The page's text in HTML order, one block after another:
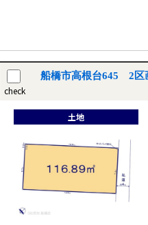
check
船橋市高根台645 2区
土地